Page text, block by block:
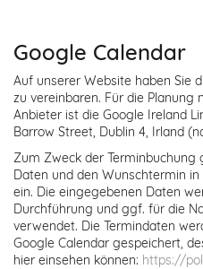
Google Calendar
Auf unserer Website haben Sie
zu vereinbaren. Für die Planung
Anbieter ist die Google Ireland
Barrow Street, Dublin 4, Irland
Zum Zweck der Terminbuchung
Daten und den Wunschtermin
ein. Die eingegebenen Daten
Durchführung und ggf. für die
verwendet. Die Termindaten
Google Calendar gespeichert,
hier einsehen können: https://